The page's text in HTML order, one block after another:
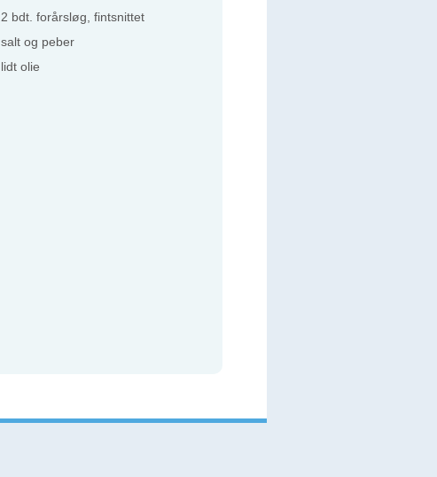
2 bdt. forårsløg, fintsnittet
salt og peber
lidt olie